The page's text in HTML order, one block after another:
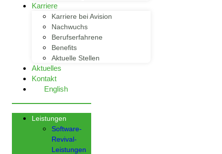
Karriere
Karriere bei Avision
Nachwuchs
Berufserfahrene
Benefits
Aktuelle Stellen
Aktuelles
Kontakt
English
Leistungen
Software-
Revival-
Leistungen